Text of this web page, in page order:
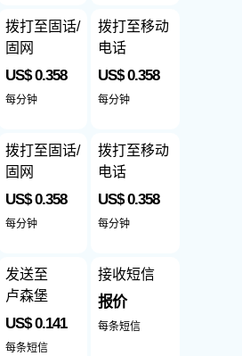
拨打至固话/
固网
US$ 0.358
每分钟
拨打至固话/
固网
US$ 0.358
每分钟
发送至
卢森堡
US$ 0.141
每条短信
拨打至移动
电话
US$ 0.358
每分钟
拨打至移动
电话
US$ 0.358
每分钟
接收短信
报价
每条短信